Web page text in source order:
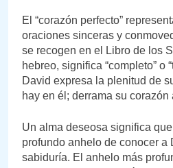
El “corazón perfecto”
oraciones sinceras y
se recogen en el Libro de los
hebreo, significa “completo” o
David expresa la plenitud de
hay en él; derrama su corazón
Un alma deseosa significa
profundo anhelo de conocer a
sabiduría. El anhelo más